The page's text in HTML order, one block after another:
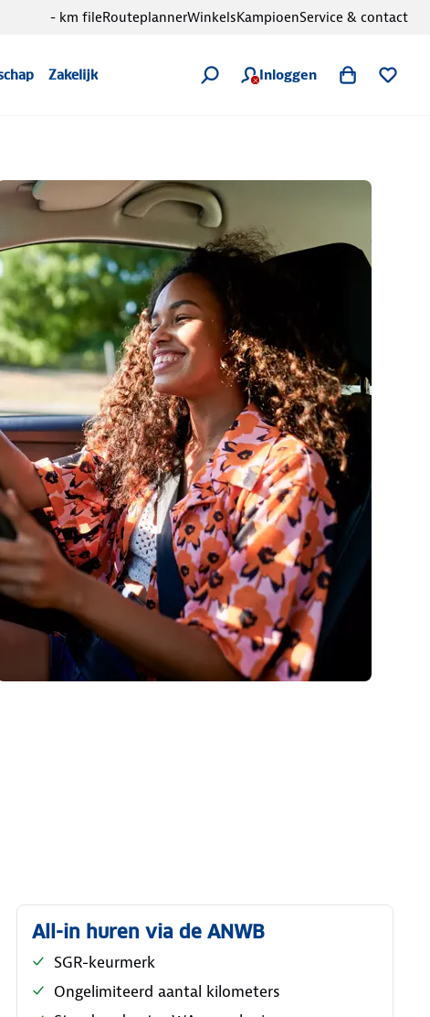
Zakelijk Inloggen
- km fileRouteplannerWinkelsKampioenService & contact
All-in huren via de ANWB
SGR-keurmerk
Ongelimiteerd aantal kilometers